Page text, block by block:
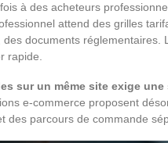
à des acheteurs
attend des grilles
documents
rapide.
sur un même site exige
e-commerce proposent
des parcours de commande